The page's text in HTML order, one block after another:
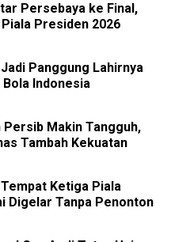
Persebaya ke Final,
Presiden 2026
Panggung Lahirnya
Indonesia
Persib Makin Tangguh,
Tambah Kekuatan
Ketiga Piala
Digelar Tanpa Penonton